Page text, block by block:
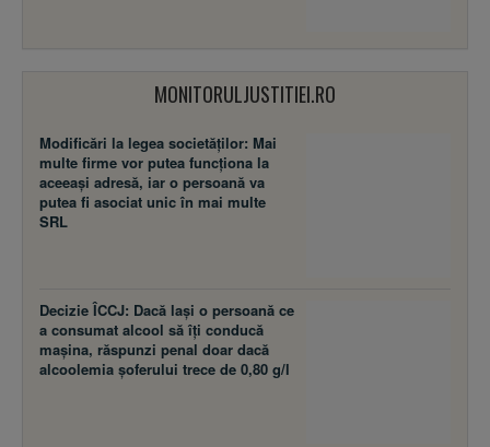
MONITORULJUSTITIEI.RO
Modificări la legea societăţilor: Mai
multe firme vor putea funcţiona la
aceeaşi adresă, iar o persoană va
putea fi asociat unic în mai multe
SRL
Decizie ÎCCJ: Dacă laşi o persoană ce
a consumat alcool să îţi conducă
maşina, răspunzi penal doar dacă
alcoolemia şoferului trece de 0,80 g/l